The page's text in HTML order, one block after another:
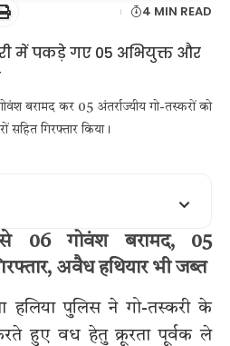
4 MIN READ
बरामद कर 05 अंतर्राज्यीय गो-तस्करों को
सहित गिरफ्तार किया।
से 06 गोवंश बरामद, 05
अवैध हथियार भी जब्त
हलिया पुलिस ने गो-तस्करी के
हुए वध हेतु क्रूरता पूर्वक ले